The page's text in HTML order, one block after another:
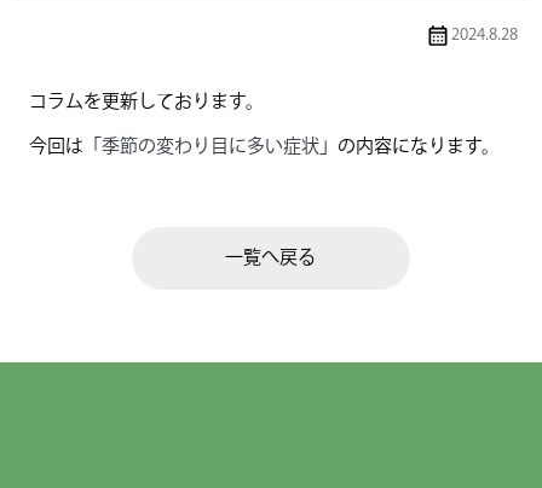
2024.8.28
コラムを更新しております。
今回は「季節の変わり目に多い症状」の内容になります。
一覧へ戻る